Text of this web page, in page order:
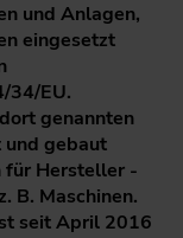
und Anlagen,
eingesetzt
34/EU.
genannten
gebaut
für Hersteller
B. Maschinen.
seit April 2016